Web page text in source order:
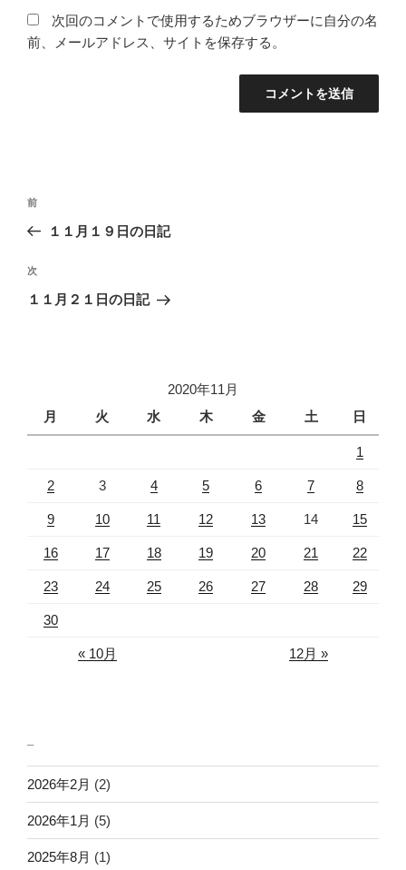
次回のコメントで使用するためブラウザーに自分の名
前、メールアドレス、サイトを保存する。
投
ビ
ゲ
過
去
投
稿
前
１１月１９日の日記
次
の
次
１１月２１日の日記
2020年11月
月
火 水 木 金 土 日
1
2 3 4 5 6 7 8
9 10 11 12 13 14 15
16 17 18 19 20 21 22
23 24 25 26 27 28 29
30
« 10月 12月 »
2026年2月 (2)
2026年1月 (5)
2025年8月 (1)